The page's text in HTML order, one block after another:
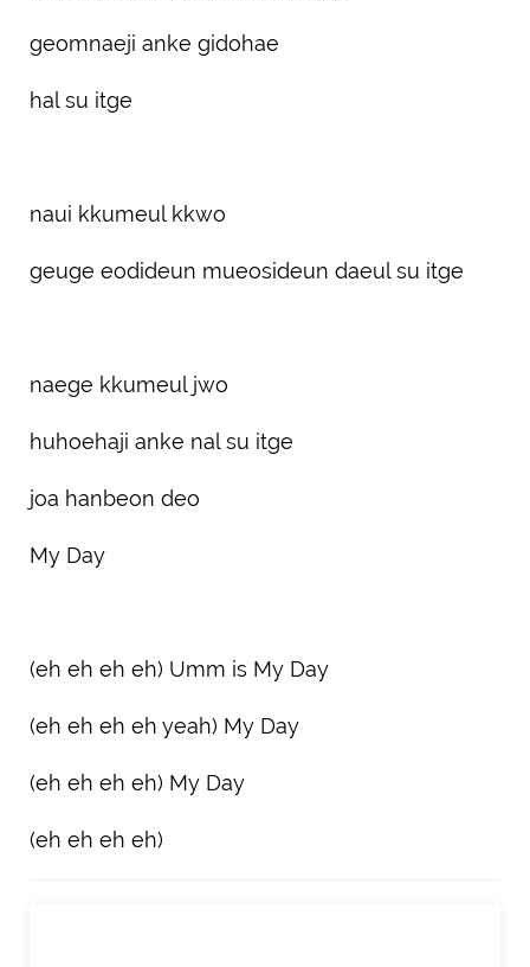
geomnaeji anke gidohae
hal su itge
naui kkumeul kkwo
geuge eodideun mueosideun daeul su itge
naege kkumeul jwo
huhoehaji anke nal su itge
joa hanbeon deo
My Day
(eh eh eh eh) Umm is My Day
(eh eh eh eh yeah) My Day
(eh eh eh eh) My Day
(eh eh eh eh)